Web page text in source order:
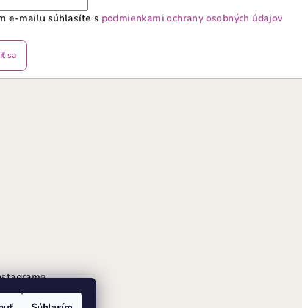
e-mailu súhlasíte s podmienkami ochrany osobných údajov
sa